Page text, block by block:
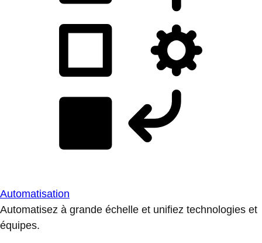
Automatisation
Automatisez à grande échelle et unifiez technologies et
équipes.